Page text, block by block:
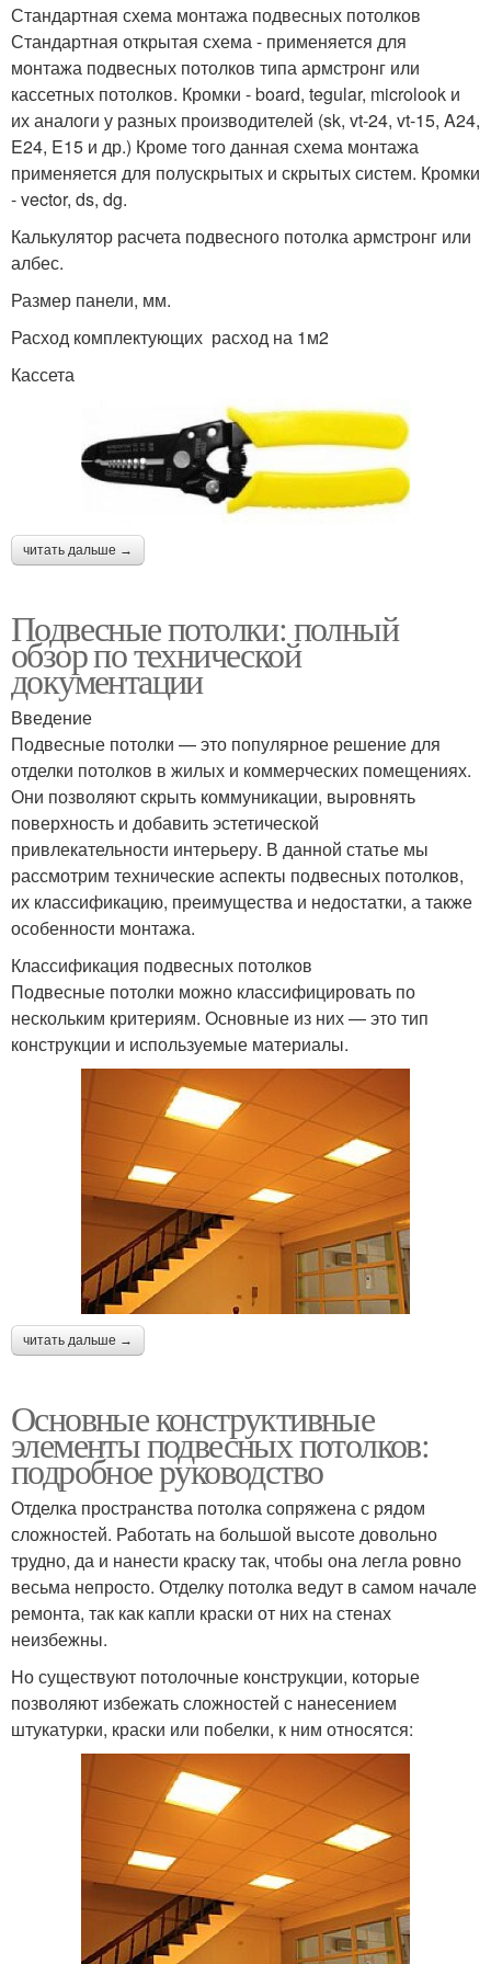
Многоуровневые
потолки
Фигурные потолки
Двухуровневые
потолки
Неровный потолок
Обои на неровный
потолок
Стандартная схема монтажа подвесных потолков
Стандартная открытая схема - применяется для
монтажа подвесных потолков типа армстронг или
кассетных потолков. Кромки - board, tegular, microlook и
их аналоги у разных производителей (sk, vt-24, vt-15, A24,
E24, E15 и др.) Кроме того данная схема монтажа
применяется для полускрытых и скрытых систем. Кромки
- vector, ds, dg.
Калькулятор расчета подвесного потолка армстронг или
албес.
Размер панели, мм.
Расход комплектующих расход на 1м2
Кассета
читать дальше →
Подвесные потолки: полный
обзор по технической
документации
Введение
Подвесные потолки — это популярное решение для
отделки потолков в жилых и коммерческих помещениях.
Они позволяют скрыть коммуникации, выровнять
поверхность и добавить эстетической
привлекательности интерьеру. В данной статье мы
рассмотрим технические аспекты подвесных потолков,
их классификацию, преимущества и недостатки, а также
особенности монтажа.
Классификация подвесных потолков
Подвесные потолки можно классифицировать по
нескольким критериям. Основные из них — это тип
конструкции и используемые материалы.
читать дальше →
Основные конструктивные
элементы подвесных потолков:
подробное руководство
Отделка пространства потолка сопряжена с рядом
сложностей. Работать на большой высоте довольно
трудно, да и нанести краску так, чтобы она легла ровно
весьма непросто. Отделку потолка ведут в самом начале
ремонта, так как капли краски от них на стенах
неизбежны.
Но существуют потолочные конструкции, которые
позволяют избежать сложностей с нанесением
штукатурки, краски или побелки, к ним относятся: